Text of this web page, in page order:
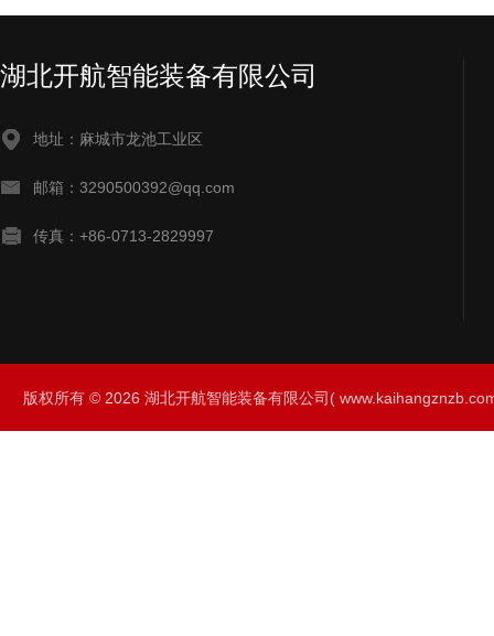
湖北开航智能装备有限公司
地址：麻城市龙池工业区
邮箱：3290500392@qq.com
传真：+86-0713-2829997
版权所有 © 2026 湖北开航智能装备有限公司(